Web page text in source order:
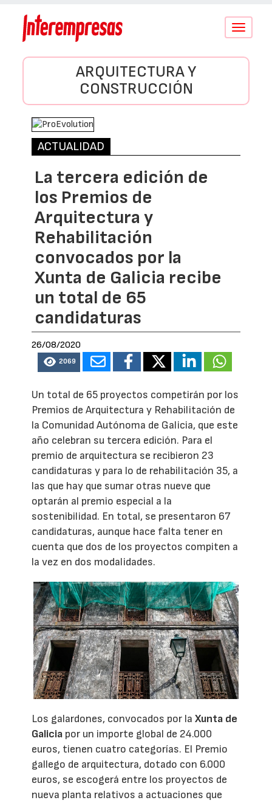
Conmutar
ARQUITECTURA Y
CONSTRUCCIÓN
ACTUALIDAD
La tercera edición de
los Premios de
Arquitectura y
Rehabilitación
convocados por la
Xunta de Galicia recibe
un total de 65
candidaturas
26/08/2020
2069
Un total de 65 proyectos competirán por los
Premios de Arquitectura y Rehabilitación de
la Comunidad Autónoma de Galicia, que este
año celebran su tercera edición. Para el
premio de arquitectura se recibieron 23
candidaturas y para lo de rehabilitación 35, a
las que hay que sumar otras nueve que
optarán al premio especial a la
sostenibilidad. En total, se presentaron 67
candidaturas, aunque hace falta tener en
cuenta que dos de los proyectos compiten a
la vez en dos modalidades.
Los galardones, convocados por laXunta de
Galicia por un importe global de 24.000
euros, tienen cuatro categorías. El Premio
gallego de arquitectura, dotado con 6.000
euros, se escogerá entre los proyectos de
nueva planta relativos a actuaciones que